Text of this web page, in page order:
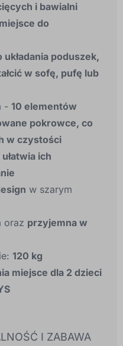
i bawialni
do
poduszek,
w sofę, pufę lub
- 10 elementów
pokrowce, co
w czystości
ich
w szarym
oraz przyjemna w
120 kg
miejsce dla 2 dzieci
I ZABAWA